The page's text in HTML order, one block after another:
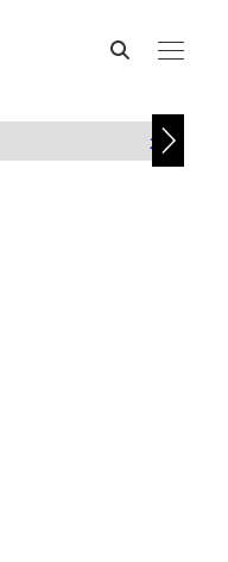
カスタム